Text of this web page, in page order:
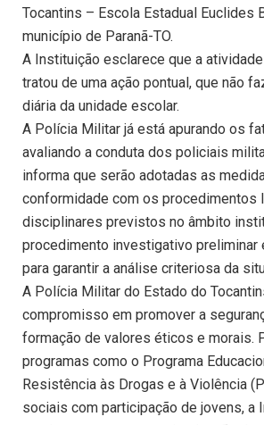
Tocantins – Escola Estadual Euclides
município de Paranã-TO.
A Instituição esclarece que a
tratou de uma ação pontual, que não
diária da unidade escolar.
A Polícia Militar já está apurando os
avaliando a conduta dos policiais
informa que serão adotadas as
conformidade com os procedimentos
disciplinares previstos no âmbito
procedimento investigativo preliminar
para garantir a análise criteriosa da
A Polícia Militar do Estado do
compromisso em promover a
formação de valores éticos e morais.
programas como o Programa
Resistência às Drogas e à Violência
sociais com participação de jovens, a